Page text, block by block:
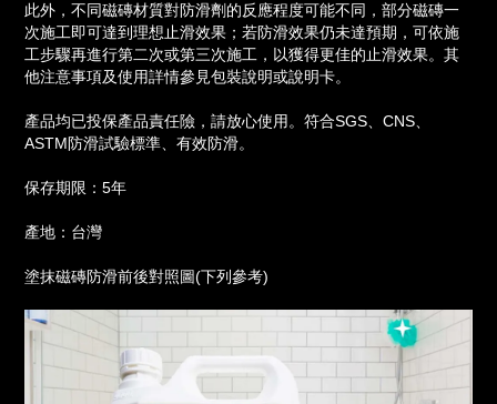
此外，不同磁磚材質對防滑劑的反應程度可能不同，部分磁磚一
次施工即可達到理想止滑效果；若防滑效果仍未達預期，可依施
工步驟再進行第二次或第三次施工，以獲得更佳的止滑效果。其
他注意事項及使用詳情參見包裝說明或說明卡。
產品均已投保產品責任險，請放心使用。符合SGS、CNS、
ASTM防滑試驗標準、有效防滑。
保存期限：5年
產地：台灣
塗抹磁磚防滑前後對照圖(下列參考)